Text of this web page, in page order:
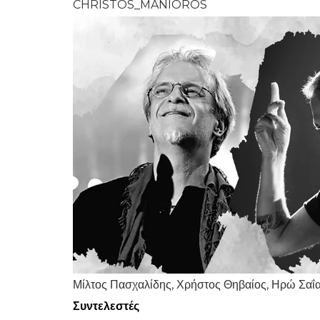
CHRISTOS_MANIOROS
Μίλτος Πασχαλίδης, Χρήστος Θηβαίος, Ηρώ
Συντελεστές